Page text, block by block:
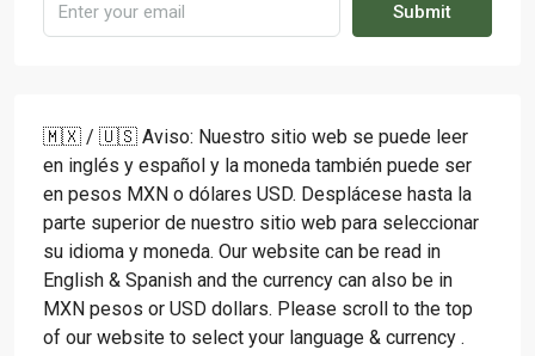
Submit
🇲🇽 / 🇺🇸 Aviso: Nuestro sitio web se puede leer
en inglés y español y la moneda también puede ser
en pesos MXN o dólares USD. Desplácese hasta la
parte superior de nuestro sitio web para seleccionar
su idioma y moneda. Our website can be read in
English & Spanish and the currency can also be in
MXN pesos or USD dollars. Please scroll to the top
of our website to select your language & currency .